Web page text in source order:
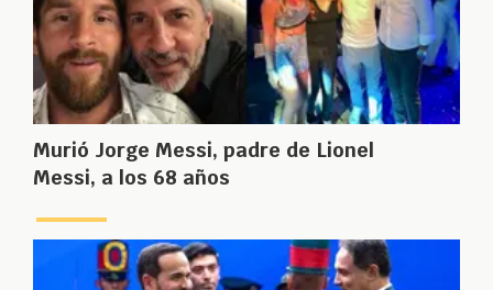
Murió Jorge Messi, padre de Lionel
Messi, a los 68 años